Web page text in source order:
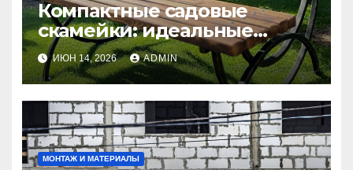
Компактные садовые
скамейки: идеальные
решения Madmetal.ru для
маленьких участков
ИЮН 14, 2026 ADMIN
МОНТАЖ И МАТЕРИАЛЫ